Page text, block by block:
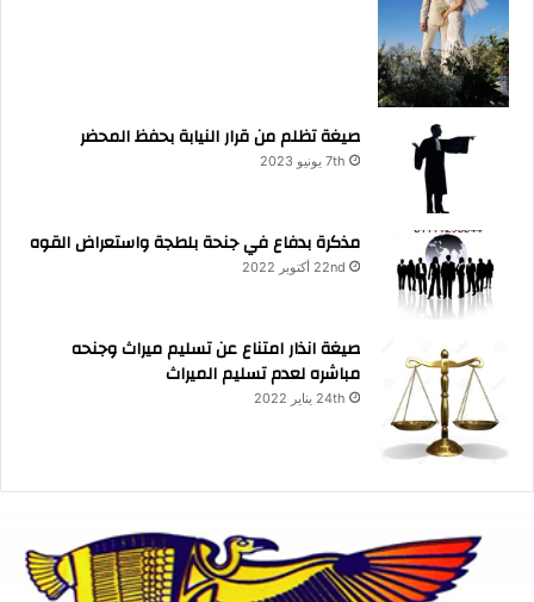
صيغة تظلم من قرار النيابة بحفظ المحضر
7th يونيو 2023
مذكرة بدفاع في جنحة بلطجة واستعراض القوه
22nd أكتوبر 2022
صيغة انذار امتناع عن تسليم ميراث وجنحه
مباشره لعدم تسليم الميراث
24th يناير 2022